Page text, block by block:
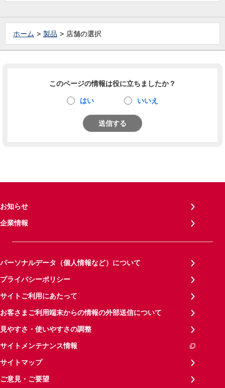
ホーム 製品 店舗の選択
このページの情報は役に立ちましたか？
はい いいえ
送信する
お知らせ
企業情報
パーソナルデータ（個人情報など）について
プライバシーポリシー
サイトご利用にあたって
お客さまご利用端末からの情報の外部送信について
見やすさ・使いやすさの調整
サイトメンテナンス情報
サイトマップ
ご意見・ご要望